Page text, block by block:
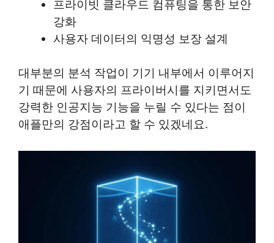
프라이빗 클라우드 컴퓨팅을 통한 보안
강화
사용자 데이터의 익명성 보장 설계
대부분의 분석 작업이 기기 내부에서 이루어지
기 때문에 사용자의 프라이버시를 지키면서도
강력한 인공지능 기능을 누릴 수 있다는 점이
애플만의 강점이라고 할 수 있겠네요.